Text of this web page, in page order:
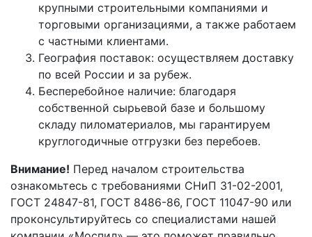
крупными строительными компаниями и
торговыми организациями, а также работаем
с частными клиентами.
География поставок: осуществляем доставку
по всей России и за рубеж.
Бесперебойное наличие: благодаря
собственной сырьевой базе и большому
складу пиломатериалов, мы гарантируем
круглогодичные отгрузки без перебоев.
Внимание! Перед началом строительства
ознакомьтесь с требованиями СНиП 31-02-2001,
ГОСТ 24847-81, ГОСТ 8486-86, ГОСТ 11047-90 или
проконсультируйтесь со специалистами нашей